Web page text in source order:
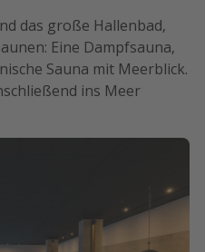
das große Hallenbad,
Eine Dampfsauna,
Sauna mit Meerblick.
ins Meer